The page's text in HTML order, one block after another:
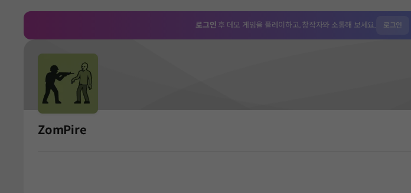
로그인 후 데모 게임을 플레이하고,창작자와 소통해 보세요. 로그인
ZomPire